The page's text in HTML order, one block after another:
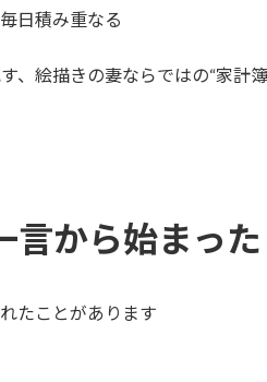
日積み重なる
、絵描きの妻ならではの“家計
言から始まった
たことがあります